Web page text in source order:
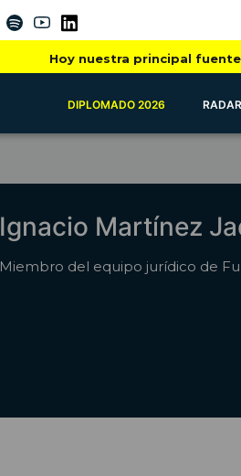
Hoy nuestra principal
DIPLOMADO 2026 RADAR
Ignacio Martínez
Miembro del equipo jurídico de